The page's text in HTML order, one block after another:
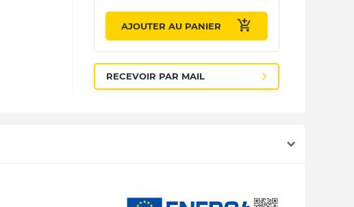
AJOUTER AU PANIER
RECEVOIR PAR MAIL